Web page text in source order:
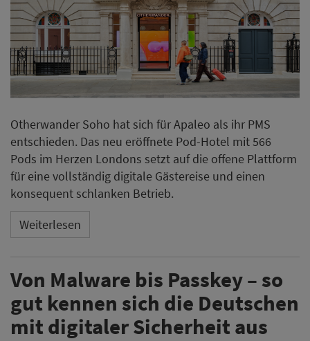
Otherwander Soho hat sich für Apaleo als ihr PMS
entschieden. Das neu eröffnete Pod-Hotel mit 566
Pods im Herzen Londons setzt auf die offene Plattform
für eine vollständig digitale Gästereise und einen
konsequent schlanken Betrieb.
Weiterlesen
Von Malware bis Passkey – so
gut kennen sich die Deutschen
mit digitaler Sicherheit aus